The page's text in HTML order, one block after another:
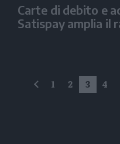
Carte di debito e
Satispay amplia il
precedente
1 2 3 4